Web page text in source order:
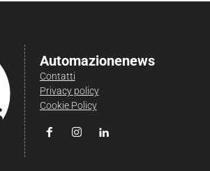
Automazionenews
Contatti
Privacy policy
Cookie Policy